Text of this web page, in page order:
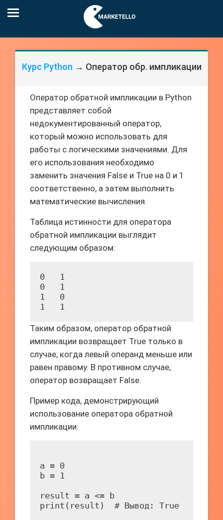
Курс Python → Оператор обр. импликации
Оператор обратной импликации в Python
представляет собой
недокументированный оператор,
который можно использовать для
работы с логическими значениями. Для
его использования необходимо
заменить значения False и True на 0 и 1
соответственно, а затем выполнить
математические вычисления.
Таблица истинности для оператора
обратной импликации выглядит
следующим образом:
0   1
0   1
1   0
Таким образом, оператор обратной
импликации возвращает True только в
случае, когда левый операнд меньше или
равен правому. В противном случае,
оператор возвращает False.
Пример кода, демонстрирующий
использование оператора обратной
импликации:
a = 0
b = 1
result = a <= b
print(result)  # Вывод: True